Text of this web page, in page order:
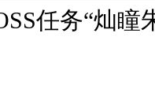
任务“灿瞳